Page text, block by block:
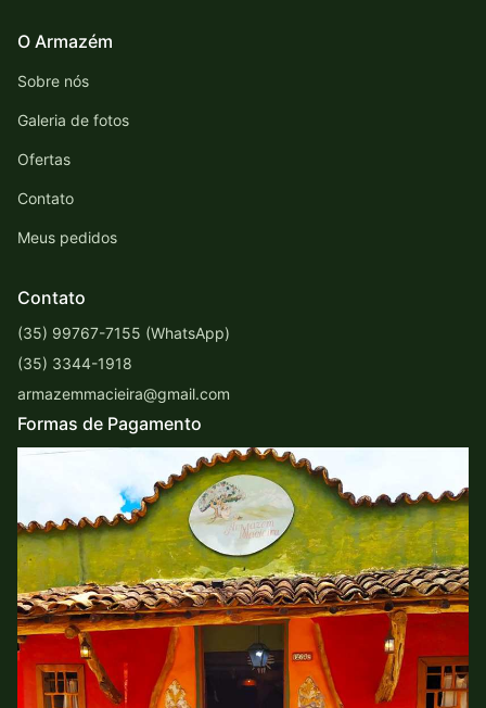
O Armazém
Sobre nós
Galeria de fotos
Ofertas
Contato
Meus pedidos
Contato
(35) 99767-7155 (WhatsApp)
(35) 3344-1918
armazemmacieira@gmail.com
Formas de Pagamento